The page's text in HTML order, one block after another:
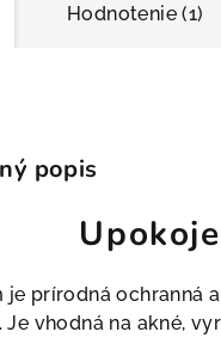
Hodnotenie (1)
popis
je prírodná ochranná
Je vhodná na akné,